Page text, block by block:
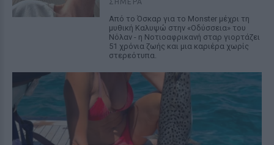
Από το Όσκαρ για το Monster μέχρι τη
μυθική Καλυψώ στην «Οδύσσεια» του
Νόλαν - η Νοτιοαφρικανή σταρ γιορτάζει
51 χρόνια ζωής και μια καριέρα χωρίς
στερεότυπα.